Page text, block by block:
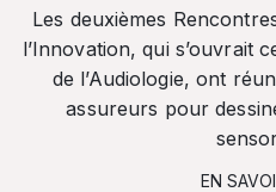
Les deuxièmes
l’Innovation, qui s’ouvrait
de l’Audiologie, ont
assureurs pour
EN